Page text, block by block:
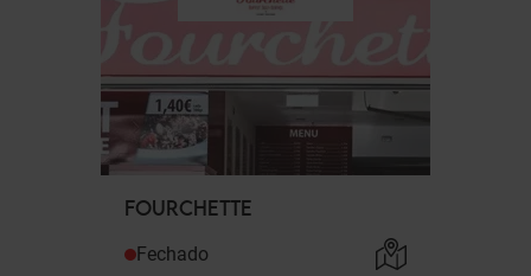
FOURCHETTE
Fechado